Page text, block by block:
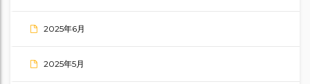
2025年6月
2025年5月